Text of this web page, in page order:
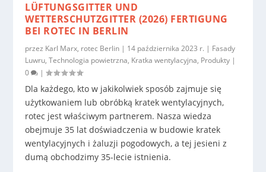
LÜFTUNGSGITTER UND
WETTERSCHUTZGITTER (2026) FERTIGUNG
BEI ROTEC IN BERLIN
przez Karl Marx, rotec Berlin | 14 października 2023 r. | Fasady
Luwru,Technologia powietrzna, Kratka wentylacyjna, Produkty |
0
|
Dla każdego, kto w jakikolwiek sposób zajmuje się
użytkowaniem lub obróbką kratek wentylacyjnych,
rotec jest właściwym partnerem. Nasza wiedza
obejmuje 35 lat doświadczenia w budowie kratek
wentylacyjnych i żaluzji pogodowych, a tej jesieni z
dumą obchodzimy 35-lecie istnienia.